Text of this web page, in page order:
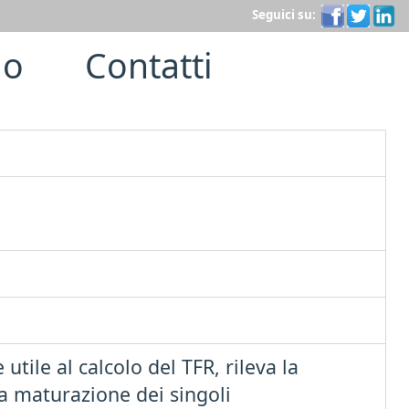
Seguici su:
Contatti
al calcolo del TFR, rileva la
maturazione dei singoli